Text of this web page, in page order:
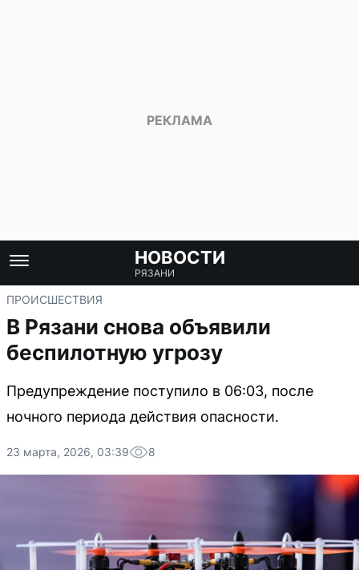
НОВОСТИ
РЯЗАНИ
ПРОИСШЕСТВИЯ
В Рязани снова объявили
беспилотную угрозу
Предупреждение поступило в 06:03, после
ночного периода действия опасности.
23 марта, 2026, 03:39 8